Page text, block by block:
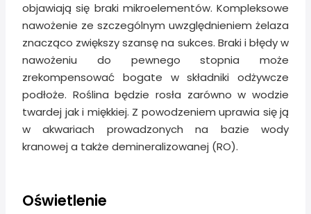
objawiają się braki mikroelementów. Kompleksowe
nawożenie ze szczególnym uwzględnieniem żelaza
znacząco zwiększy szansę na sukces. Braki i błędy w
nawożeniu do pewnego stopnia może
zrekompensować bogate w składniki odżywcze
podłoże. Roślina będzie rosła zarówno w wodzie
twardej jak i miękkiej. Z powodzeniem uprawia się ją
w akwariach prowadzonych na bazie wody
kranowej a także demineralizowanej (RO).
Oświetlenie